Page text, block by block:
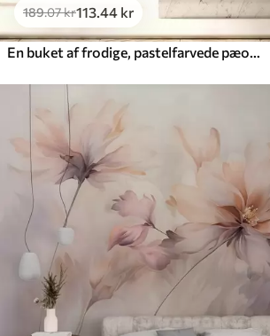
189.07kr113 .44 kr